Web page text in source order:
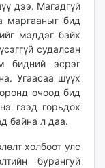
дээ. Магадгүй
маргааныг бид
мэддэг байх
судалсан
бидний эсрэг
Угаасаа шүүх
очоод бид
гээд горьдох
байна л даа.
холбоот улс
бурангуй